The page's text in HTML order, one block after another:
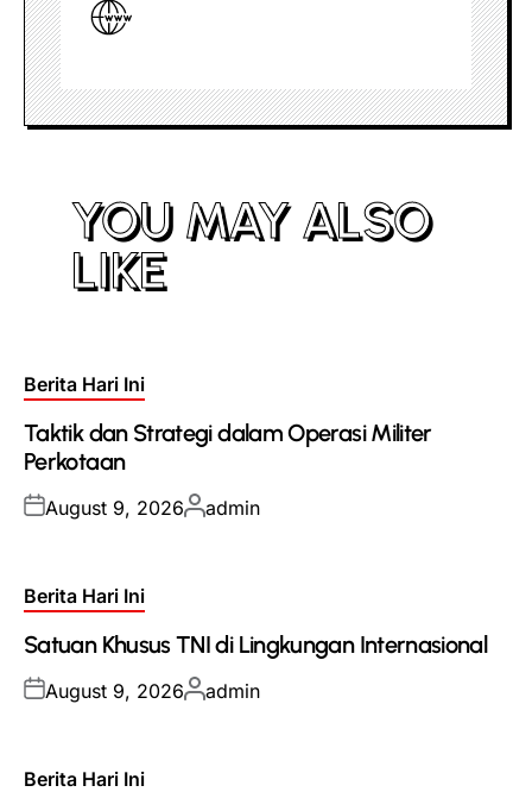
YOU MAY ALSO
LIKE
Posted
Berita Hari Ini
Taktik dan Strategi dalam Operasi Militer
Perkotaan
Posted
August 9, 2026Posted
admin
Posted
Berita Hari Ini
Satuan Khusus TNI di Lingkungan Internasional
Posted
August 9, 2026Posted
admin
Posted
Berita Hari Ini